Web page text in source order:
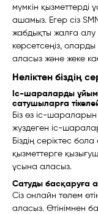
мүмкін қызметтерді
ашамыз. Егер сіз
жабдықты жалға
көрсетсеңіз,
аласыз және жеке
Неліктен біздің
Іс-шараларды
сатушыларға
Біз өз іс-шараларын
жүздеген іс-
Біздің серіктес
қызметтерге
ұсына аласыз.
Сатуды басқаруға
Сіз онлайн төлем
аласыз. Өтінімнен